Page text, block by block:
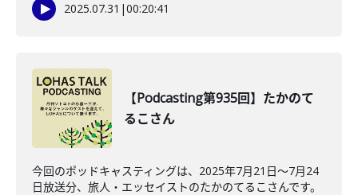
2025.07.31 |00:20:41
【Podcasting第935回】たかのて
るこさん
今回のポッドキャスティングは、2025年7月21日〜7月24
日放送分、旅人・エッセイストのたかのてるこさんです。